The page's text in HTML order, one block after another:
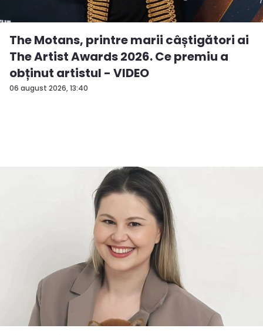
06 august 2026, 13:40
The Motans, printre marii câștigători ai
The Artist Awards 2026. Ce premiu a
obținut artistul - VIDEO